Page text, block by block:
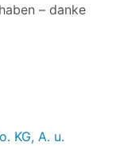
– danke
KG, A. u.